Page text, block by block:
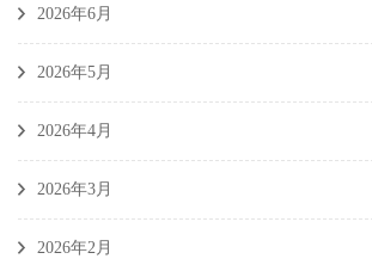
2026年6月
2026年5月
2026年4月
2026年3月
2026年2月